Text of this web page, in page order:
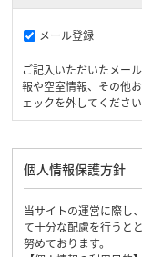
メール登録
ご記入いただいたメー
報や空室情報、その他
ェックを外してください
個人情報保護方針
当サイトの運営に際し
て十分な配慮を行うと
努めております。